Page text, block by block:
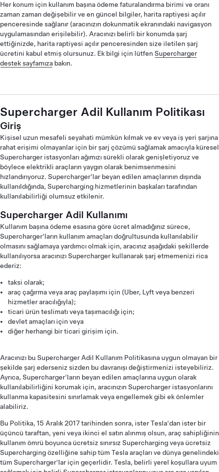
Her konum için kullanım başına ödeme faturalandırma birimi ve oranı
zaman zaman değişebilir ve en güncel bilgiler, harita raptiyesi açılır
penceresinde sağlanır (aracınızın dokunmatik ekranındaki navigasyon
uygulamasından erişilebilir). Aracınızı belirli bir konumda şarj
ettiğinizde, harita raptiyesi açılır penceresinden size iletilen şarj
ücretini kabul etmiş olursunuz. Ek bilgi için lütfen Supercharger
destek sayfamıza bakın.
Supercharger Adil Kullanım Politikası
Giriş
Kişisel uzun mesafeli seyahati mümkün kılmak ve ev veya iş yeri şarjına
rahat erişimi olmayanlar için bir şarj çözümü sağlamak amacıyla küresel
Supercharger istasyonları ağımızı sürekli olarak genişletiyoruz ve
böylece elektrikli araçların yaygın olarak benimsenmesini
hızlandırıyoruz. Supercharger'lar beyan edilen amaçlarının dışında
kullanıldığında, Supercharging hizmetlerinin başkaları tarafından
kullanılabilirliği olumsuz etkilenir.
Supercharger Adil Kullanımı
Kullanım başına ödeme esasına göre ücret almadığınız sürece,
Supercharger'ların kullanım amaçları doğrultusunda kullanılabilir
olmasını sağlamaya yardımcı olmak için, aracınız aşağıdaki şekillerde
kullanılıyorsa aracınızı Supercharger kullanarak şarj etmemenizi rica
ederiz:
taksi olarak;
araç çağırma veya araç paylaşımı için (Uber, Lyft veya benzeri
hizmetler aracılığıyla);
ticari ürün teslimatı veya taşımacılığı için;
devlet amaçları için veya
diğer herhangi bir ticari girişim için.
Aracınızı bu Supercharger Adil Kullanım Politikasına uygun olmayan bir
şekilde şarj ederseniz sizden bu davranışı değiştirmenizi isteyebiliriz.
Ayrıca, Supercharger'ların beyan edilen amaçlarına uygun olarak
kullanılabilirliğini korumak için, aracınızın Supercharger istasyonlarını
kullanma kapasitesini sınırlamak veya engellemek gibi ek önlemler
alabiliriz.
Bu Politika, 15 Aralık 2017 tarihinden sonra, ister Tesla'dan ister bir
üçüncü taraftan, yeni veya ikinci el satın alınmış olsun, araç sahipliğinin
kullanım ömrü boyunca ücretsiz sınırsız Supercharging veya ücretsiz
Supercharging özelliğine sahip tüm Tesla araçları ve dünya genelindeki
tüm Supercharger'lar için geçerlidir. Tesla, belirli yerel koşullara uyum